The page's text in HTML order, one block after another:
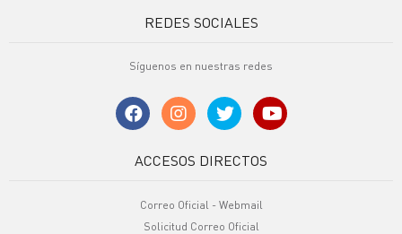
REDES SOCIALES
Síguenos en nuestras redes
ACCESOS DIRECTOS
Correo Oficial - Webmail
Solicitud Correo Oficial